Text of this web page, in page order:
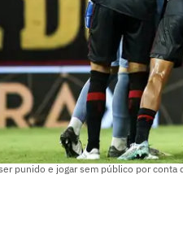
punido e jogar sem público por